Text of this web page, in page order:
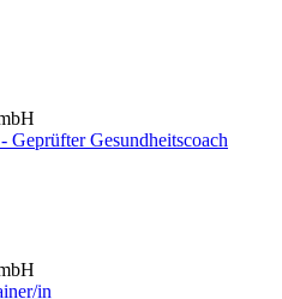
Geprüfter Gesundheitscoach
in